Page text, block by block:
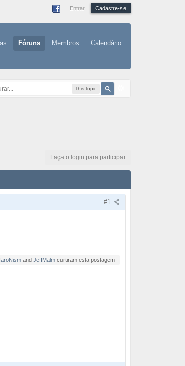
Entrar Cadastre-se
Fóruns Membros Calendário
This topic
Faça o login para participar
#1
andJeffMalm curtiram esta postagem